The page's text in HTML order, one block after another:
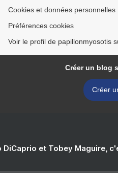
Cookies et données personnelles
Préférences cookies
Voir le profil de papillonmyosotis
Créer un blog
Créer
DiCaprio et Tobey Maguire,